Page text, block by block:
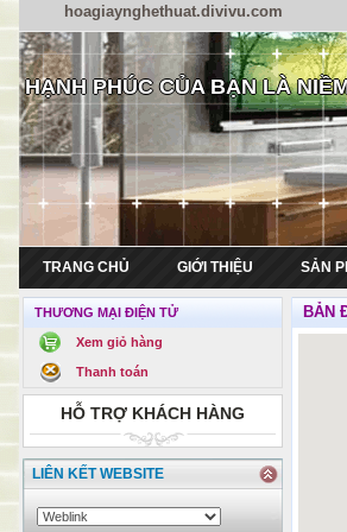
hoagiaynghethuat.divivu.com
HẠNH PHÚC CỦA BẠN LÀ
TRANG CHỦ GIỚI THIỆU SẢN
THƯƠNG MẠI ĐIỆN TỬ
Xem giỏ hàng
Thanh toán
HỖ TRỢ KHÁCH HÀNG
LIÊN KẾT WEBSITE
BẢN